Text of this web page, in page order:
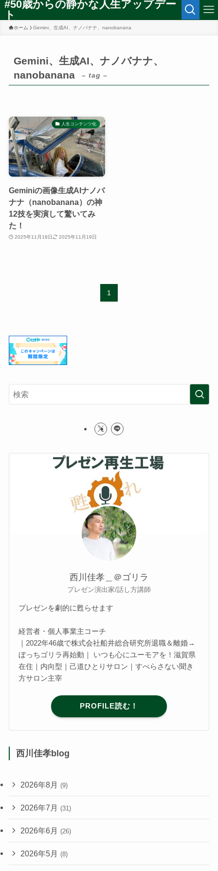
#50歳からの静かな人生アップデー
ト
ホーム Gemini、生成AI、ナノバナナ、nanobanana
Gemini、生成AI、ナノバナナ、
nanobanana
– tag –
人生コンテンツ化
Geminiの画像生成AIナノバ
ナナ（nanobanana）の神
12技を実演して驚いてみ
た！
2025年11月18日 2025年11月19日
1
西川佳孝＿＠ゴリラ
プレゼン演出家/話し方講師
プレゼンを劇的に甦らせます
経営者・個人事業主コーチ
｜2022年46歳で株式会社船井総合研究所退職＆離婚→
ぼっちゴリラ再始動｜ いつも心にユーモアを！滋賀県
在住｜内向型｜己道ひとりサロン｜すべらさない聞き
方サロン主宰
PROFILE読む！
西川佳孝blog
2026年8月 (9)
2026年7月 (31)
2026年6月 (26)
2026年5月 (8)